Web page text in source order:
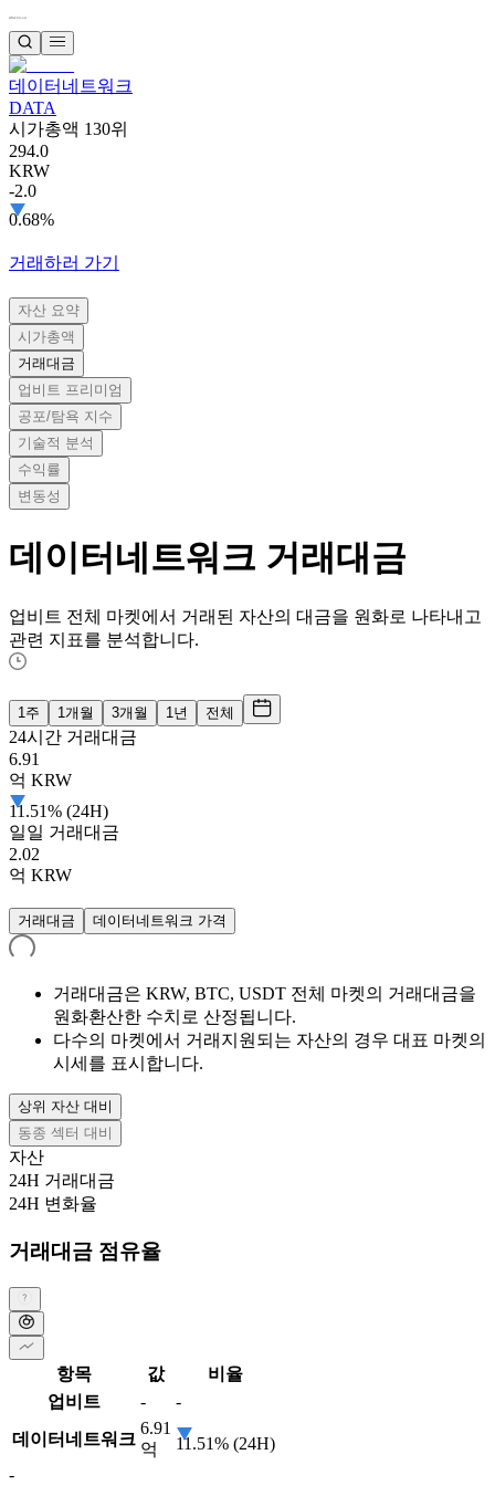
데이터네트워크
DATA
시가총액 130위
294.0
KRW
-2.0
0.68%
거래하러 가기
자산 요약
시가총액
거래대금
업비트 프리미엄
공포/탐욕 지수
기술적 분석
수익률
변동성
데이터네트워크 거래대금
업비트 전체 마켓에서 거래된 자산의 대금을 원화로 나타내고
관련 지표를 분석합니다.
1주 1개월 3개월 1년 전체
24시간 거래대금
6.91
억 KRW
11.51% (24H)
일일 거래대금
2.02
억 KRW
거래대금 데이터네트워크 가격
거래대금은 KRW, BTC, USDT 전체 마켓의 거래대금을
원화환산한 수치로 산정됩니다.
다수의 마켓에서 거래지원되는 자산의 경우 대표 마켓의
시세를 표시합니다.
상위 자산 대비
동종 섹터 대비
자산
24H 거래대금
24H 변화율
거래대금 점유율
항목 값
비율
업비트
-
-
데이터네트워크
6.91
억
11.51% (24H)
-